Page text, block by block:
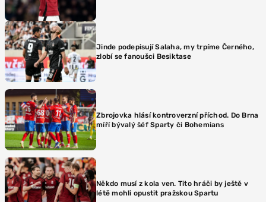
Jinde podepisují Salaha, my trpíme Černého,
zlobí se fanoušci Besiktase
Zbrojovka hlásí kontroverzní příchod. Do Brna
míří bývalý šéf Sparty či Bohemians
Někdo musí z kola ven. Tito hráči by ještě v
létě mohli opustit pražskou Spartu